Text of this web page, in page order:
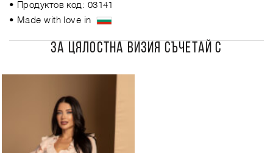
• Продуктов код: 03141
• Made with love in
ЗА ЦЯЛОСТНА ВИЗИЯ СЪЧЕТАЙ С